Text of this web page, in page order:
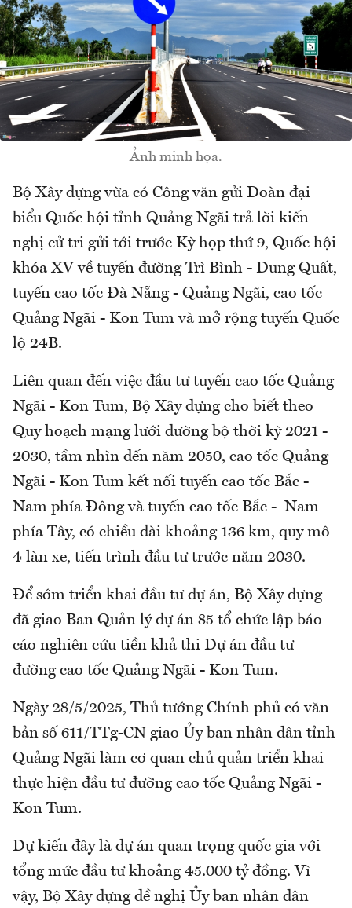
Ảnh minh họa.
Bộ Xây dựng vừa có Công văn gửi Đoàn đại
biểu Quốc hội tỉnh Quảng Ngãi trả lời kiến
nghị cử tri gửi tới trước Kỳ họp thứ 9, Quốc hội
khóa XV về tuyến đường Trì Bình - Dung Quất,
tuyến cao tốc Đà Nẵng - Quảng Ngãi, cao tốc
Quảng Ngãi - Kon Tum và mở rộng tuyến Quốc
lộ 24B.
Liên quan đến việc đầu tư tuyến cao tốc Quảng
Ngãi - Kon Tum, Bộ Xây dựng cho biết theo
Quy hoạch mạng lưới đường bộ thời kỳ 2021 -
2030, tầm nhìn đến năm 2050, cao tốc Quảng
Ngãi - Kon Tum kết nối tuyến cao tốc Bắc -
Nam phía Đông và tuyến cao tốc Bắc - Nam
phía Tây, có chiều dài khoảng 136 km, quy mô
4 làn xe, tiến trình đầu tư trước năm 2030.
Để sớm triển khai đầu tư dự án, Bộ Xây dựng
đã giao Ban Quản lý dự án 85 tổ chức lập báo
cáo nghiên cứu tiền khả thi Dự án đầu tư
đường cao tốc Quảng Ngãi - Kon Tum.
Ngày 28/5/2025, Thủ tướng Chính phủ có văn
bản số 611/TTg-CN giao Ủy ban nhân dân tỉnh
Quảng Ngãi làm cơ quan chủ quản triển khai
thực hiện đầu tư đường cao tốc Quảng Ngãi -
Kon Tum.
Dự kiến đây là dự án quan trọng quốc gia với
tổng mức đầu tư khoảng 45.000 tỷ đồng. Vì
vậy, Bộ Xây dựng đề nghị Ủy ban nhân dân